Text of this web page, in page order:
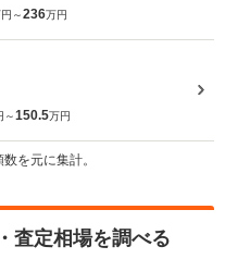
～236万円
～150.5万円
を元に集計。
査定相場を調べる